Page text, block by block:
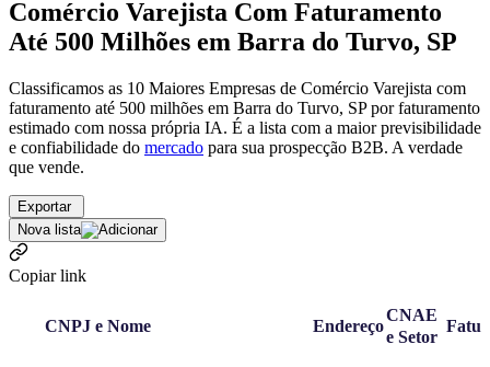
Comércio Varejista Com Faturamento
Até 500 Milhões em Barra do Turvo, SP
Classificamos as 10 Maiores Empresas de Comércio Varejista com
faturamento até 500 milhões em Barra do Turvo, SP por faturamento
estimado com nossa própria IA. É a lista com a maior previsibilidade
e confiabilidade do mercado para sua prospecção B2B. A verdade
que vende.
Exportar
Nova lista
Copiar link
CNPJ e Nome Endereço
CNAE
e Setor